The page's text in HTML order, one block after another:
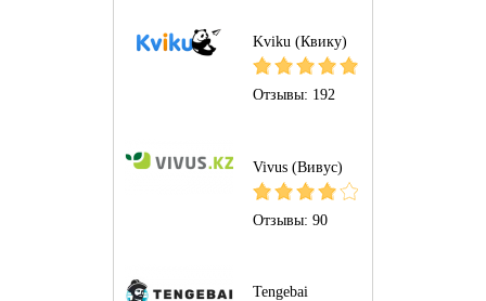
Kviku (Квику)
Отзывы: 192
Vivus (Вивус)
Отзывы: 90
Tengebai